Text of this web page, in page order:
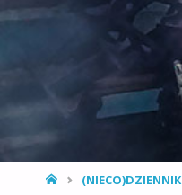
STRONA
(NIECO)DZIENNIK